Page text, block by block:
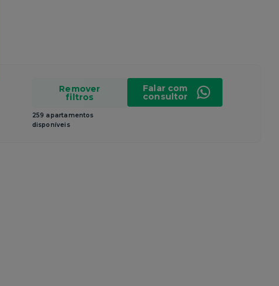
Remover
filtros
259 apartamentos
disponíveis
Falar com
consultor